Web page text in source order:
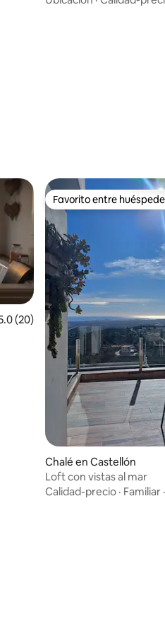
promedio: 5.0 de 5, 20
(20)
Favorito entre
Favorito entre
Chalé en Castellón
Loft con vistas al mar
Calidad-precio · Familiar ·